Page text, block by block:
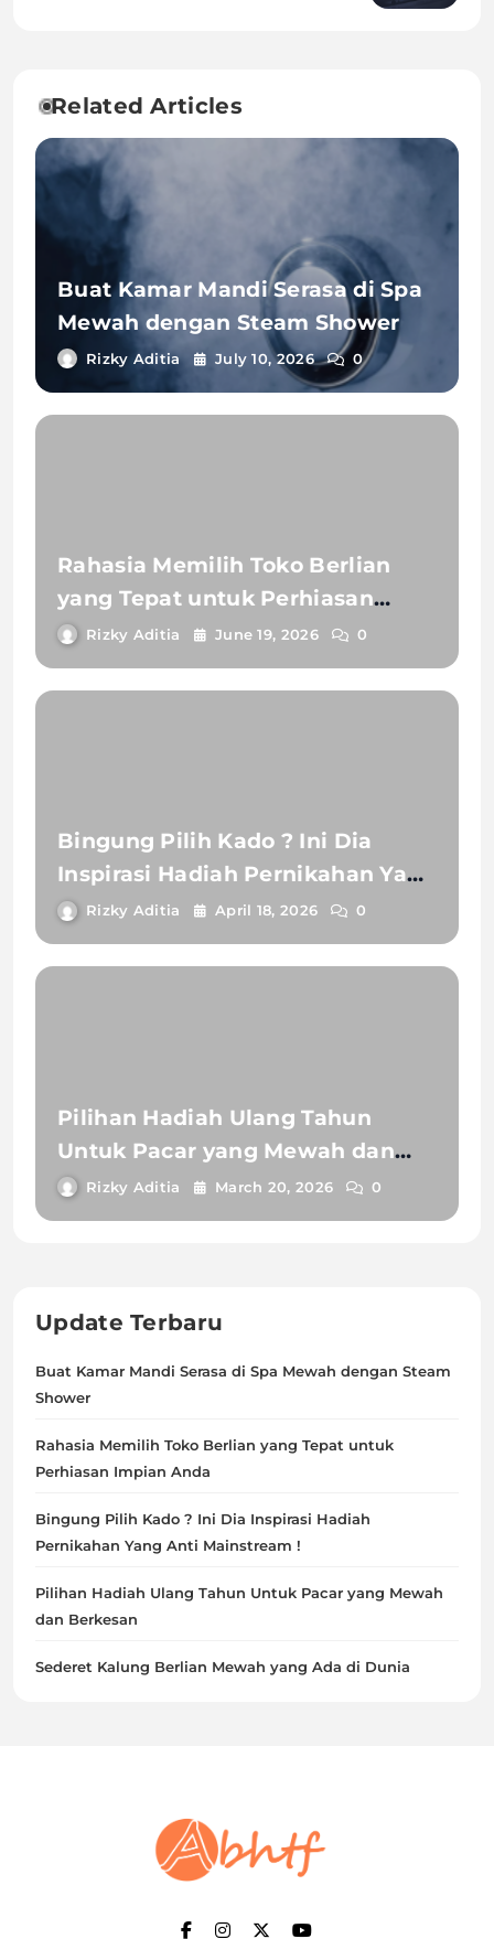
Related Articles
Buat Kamar Mandi Serasa di Spa
Mewah dengan Steam Shower
Rizky Aditia July 10, 2026 0
Rahasia Memilih Toko Berlian
yang Tepat untuk Perhiasan
Impian Anda
Rizky Aditia June 19, 2026 0
Bingung Pilih Kado ? Ini Dia
Inspirasi Hadiah Pernikahan Yang
Anti Mainstream !
Rizky Aditia April 18, 2026 0
Pilihan Hadiah Ulang Tahun
Untuk Pacar yang Mewah dan
Berkesan
Rizky Aditia March 20, 2026 0
Update Terbaru
Buat Kamar Mandi Serasa di Spa Mewah dengan Steam
Shower
Rahasia Memilih Toko Berlian yang Tepat untuk
Perhiasan Impian Anda
Bingung Pilih Kado ? Ini Dia Inspirasi Hadiah
Pernikahan Yang Anti Mainstream !
Pilihan Hadiah Ulang Tahun Untuk Pacar yang Mewah
dan Berkesan
Sederet Kalung Berlian Mewah yang Ada di Dunia
Abhtf.Com